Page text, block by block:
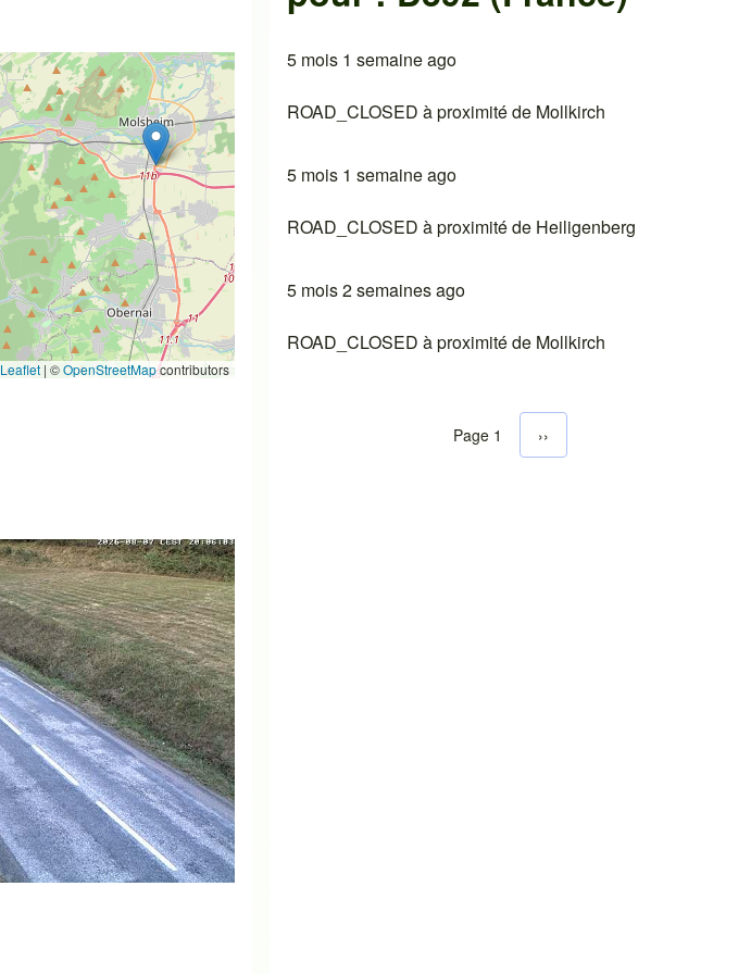
Leaflet | ©OpenStreetMapcontributors
5 mois 1 semaine ago
ROAD_CLOSED à proximité de Mollkirch
5 mois 1 semaine ago
ROAD_CLOSED à proximité de Heiligenberg
5 mois 2 semaines ago
ROAD_CLOSED à proximité de Mollkirch
Pagination
Page 1 Next page
››